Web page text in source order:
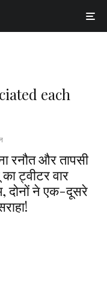
each
रनौत और तापसी
ट्वीटर वार
दोनों ने एक-दूसरे